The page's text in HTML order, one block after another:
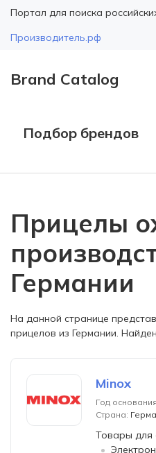
Портал для поиска
Производитель.рф
Brand Catalog
Подбор брендов
Прицелы
Германии
На данной странице
прицелов из Германии.
Minox
Год
Страна:
Товары для